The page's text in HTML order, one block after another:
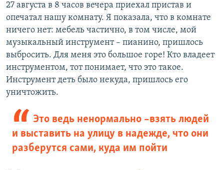
27 августа в 8 часов вечера приехал пристав и
опечатал нашу комнату. Я показала, что в комнате
ничего нет: мебель частично, в том числе, мой
музыкальный инструмент – пианино, пришлось
выбросить. Для меня это большое горе! Кто владеет
инструментом, тот понимает, что это такое.
Инструмент деть было некуда, пришлось его
уничтожить.
Это ведь ненормально –взять людей
и выставить на улицу в надежде, что они
разберутся сами, куда им пойти